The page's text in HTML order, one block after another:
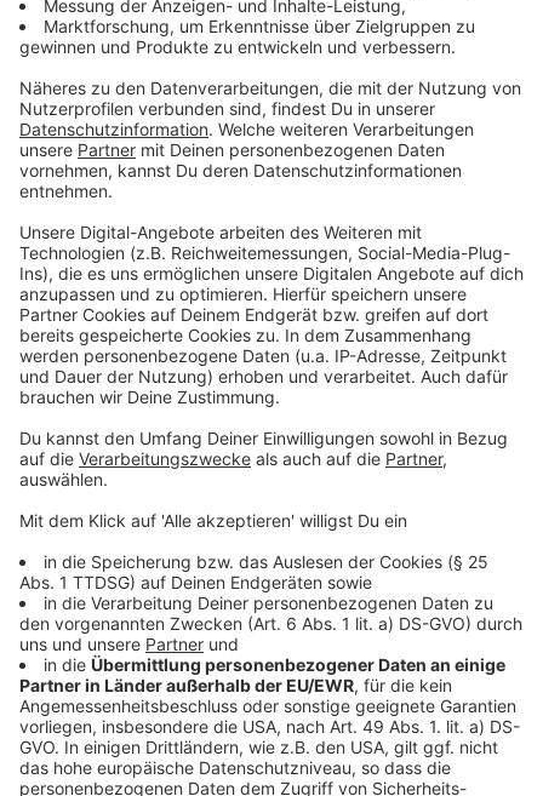
denn Abwehrchef Jonathan Tah steht vor einem
ablösefreien Wechsel zum FC Bayern. Die Zukunft von
ist offen.
«Ich habe ein Bild von einem Kader, aber noch nicht im
Detail», sagte Erik ten Hag.
Anzeige
© Radio Leverkusen/Gaede
Anzeige
Mehr News aus Leverkusen
Erik ten Hag wird Trainer bei Bayer 04 Leverkusen
Fixheider Straße: Sperrung in Leverkusen aufgehoben
Smartphone-Regeln an Leverkusener Schulen
Anzeige